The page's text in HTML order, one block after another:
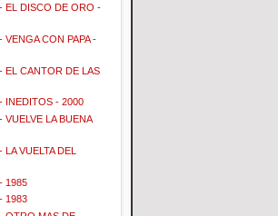
EL DISCO DE ORO -
CON PAPA -
EL CANTOR DE LAS
INEDITOS - 2000
LA BUENA
VUELTA DEL
1985
1983